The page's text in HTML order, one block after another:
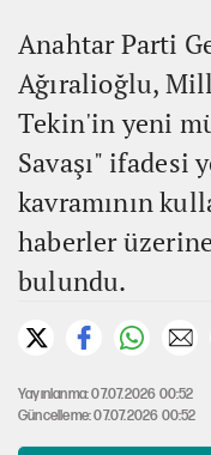
Anahtar Parti
Ağıralioğlu,
Tekin'in yeni
Savaşı" ifadesi
kavramının
haberler
bulundu.
Yayınlanma: 07.07.2026 00:52
Güncelleme: 07.07.2026 00:52